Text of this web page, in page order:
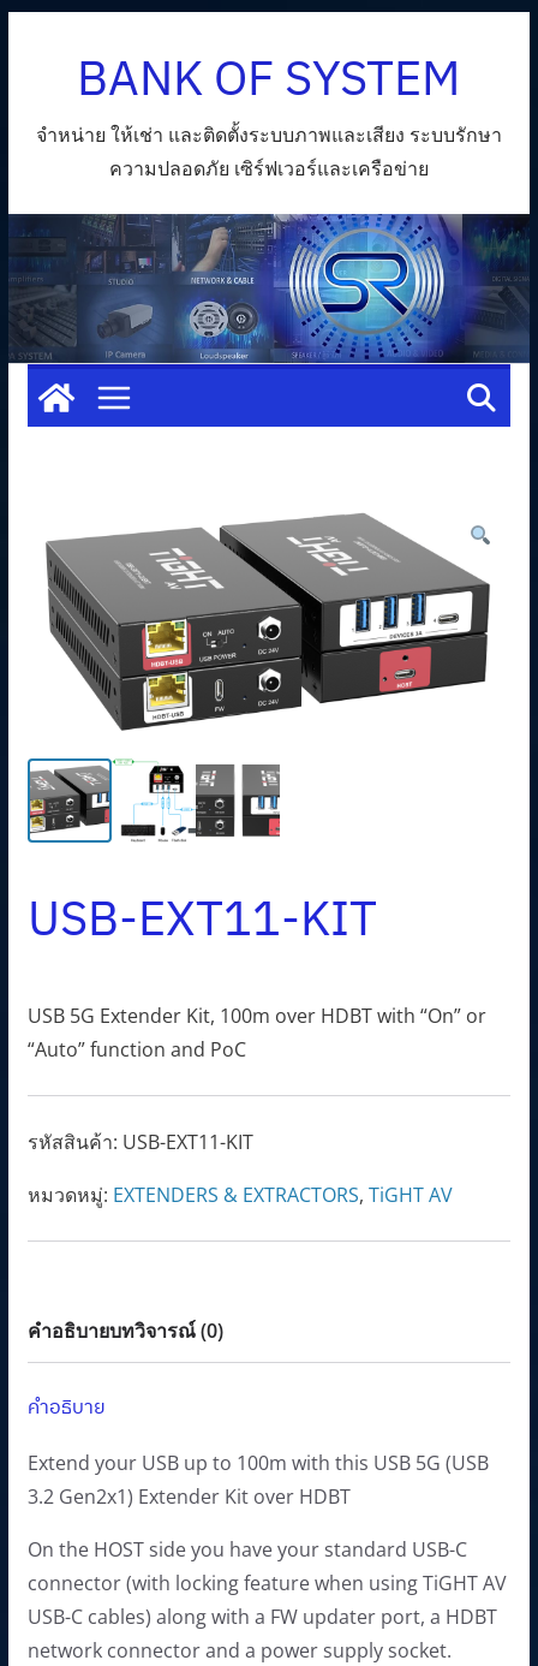
BANK OF SYSTEM
จำหน่าย ให้เช่า และติดตั้งระบบภาพและเสียง ระบบรักษา
ความปลอดภัย เซิร์ฟเวอร์และเครือข่าย
USB-EXT11-KIT
USB 5G Extender Kit, 100m over HDBT with “On” or
“Auto” function and PoC
รหัสสินค้า: USB-EXT11-KIT
หมวดหมู่: EXTENDERS & EXTRACTORS, TiGHT AV
คำอธิบายบทวิจารณ์ (0)
คำอธิบาย
Extend your USB up to 100m with this USB 5G (USB
3.2 Gen2x1) Extender Kit over HDBT
On the HOST side you have your standard USB-C
connector (with locking feature when using TiGHT AV
USB-C cables) along with a FW updater port, a HDBT
network connector and a power supply socket.